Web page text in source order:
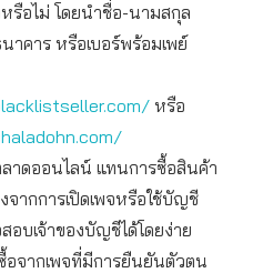
รือไม่ โดยนำชื่อ-นามสกุล
คาร หรือเบอร์พร้อมเพย์
หรือ
ลาดออนไลน์ แทนการซื้อสินค้า
จากการเปิดเพจหรือใช้บัญชี
อบเจ้าของบัญชีได้โดยง่าย
อจากเพจที่มีการยืนยันตัวตน